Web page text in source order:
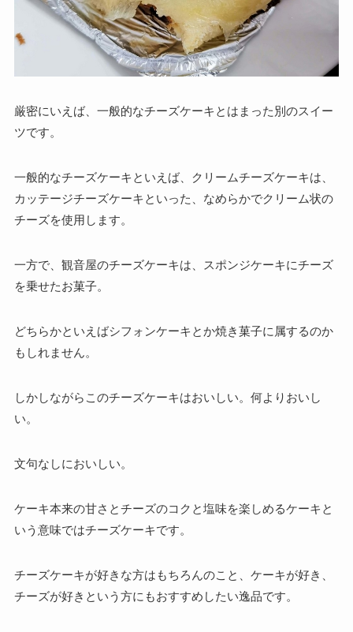
厳密にいえば、一般的なチーズケーキとはまった別のスイー
ツです。
一般的なチーズケーキといえば、クリームチーズケーキは、
カッテージチーズケーキといった、なめらかでクリーム状の
チーズを使用します。
一方で、観音屋のチーズケーキは、スポンジケーキにチーズ
を乗せたお菓子。
どちらかといえばシフォンケーキとか焼き菓子に属するのか
もしれません。
しかしながらこのチーズケーキはおいしい。何よりおいし
い。
文句なしにおいしい。
ケーキ本来の甘さとチーズのコクと塩味を楽しめるケーキと
いう意味ではチーズケーキです。
チーズケーキが好きな方はもちろんのこと、ケーキが好き、
チーズが好きという方にもおすすめしたい逸品です。